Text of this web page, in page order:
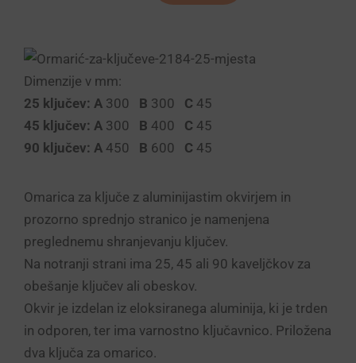
Dimenzije v mm:
25 ključev: A 300 B 300 C 45
45 ključev: A 300 B 400 C 45
90 ključev: A 450 B 600 C 45
Omarica za ključe z aluminijastim okvirjem in
prozorno sprednjo stranico je namenjena
preglednemu shranjevanju ključev.
Na notranji strani ima 25, 45 ali 90 kaveljčkov za
obešanje ključev ali obeskov.
Okvir je izdelan iz eloksiranega aluminija, ki je trden
in odporen, ter ima varnostno ključavnico. Priložena
dva ključa za omarico.